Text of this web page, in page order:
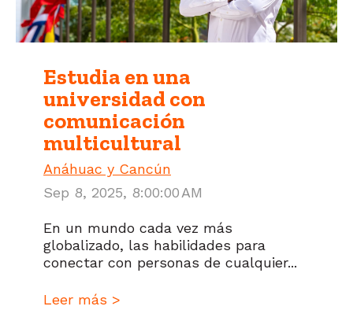
Estudia en una
universidad con
comunicación
multicultural
Anáhuac y Cancún
Sep 8, 2025, 8:00:00 AM
En un mundo cada vez más
globalizado, las habilidades para
conectar con personas de cualquier...
Leer más >